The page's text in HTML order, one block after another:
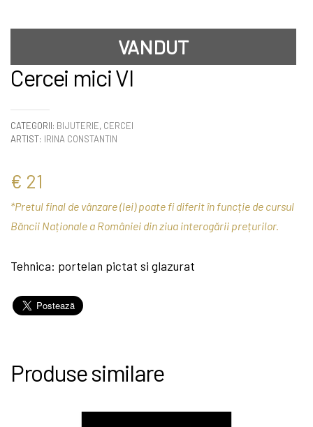
VANDUT
Cercei mici VI
CATEGORII: BIJUTERIE, CERCEI
ARTIST: IRINA CONSTANTIN
€ 21
*Pretul final de vânzare (lei) poate fi diferit în funcție de cursul
Băncii Naționale a României din ziua interogării prețurilor.
Tehnica: portelan pictat si glazurat
Produse similare